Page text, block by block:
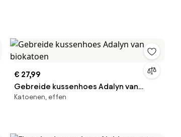
€ 27,99
Gebreide kussenhoes Adalyn van
biokatoen
Katoenen, effen